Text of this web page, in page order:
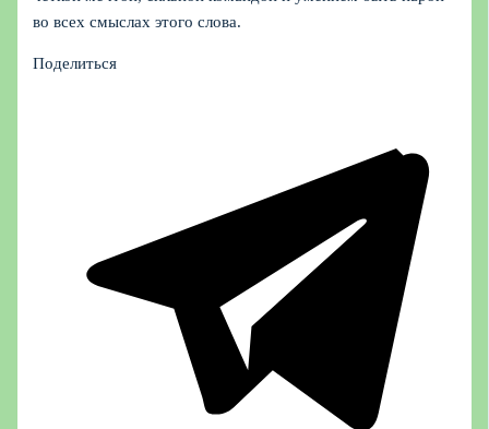
во всех смыслах этого слова.
Поделиться